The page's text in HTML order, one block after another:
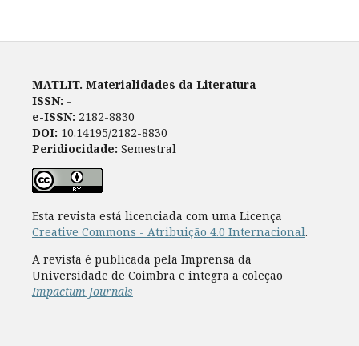
MATLIT. Materialidades da Literatura
ISSN: -
e-ISSN: 2182-8830
DOI: 10.14195/2182-8830
Peridiocidade: Semestral
Esta revista está licenciada com uma Licença
Creative Commons - Atribuição 4.0 Internacional.
A revista é publicada pela Imprensa da
Universidade de Coimbra e integra a coleção
Impactum Journals